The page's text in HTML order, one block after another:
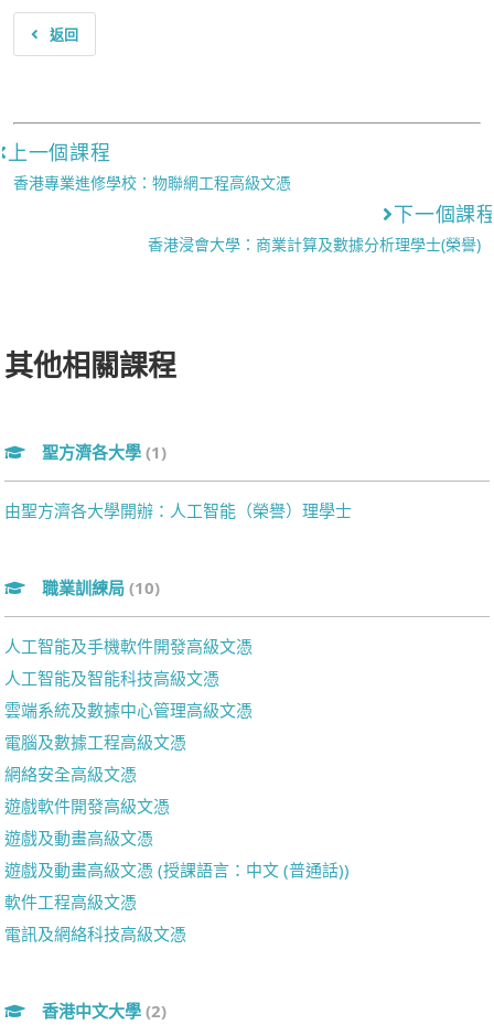
返回
上一個課程
香港專業進修學校：物聯網工程高級文憑
下一個課
香港浸會大學：商業計算及數據分析理學士(榮譽)
其他相關課程
聖方濟各大學 (1)
由聖方濟各大學開辦：人工智能（榮譽）理學士
職業訓練局 (10)
人工智能及手機軟件開發高級文憑
人工智能及智能科技高級文憑
雲端系統及數據中心管理高級文憑
電腦及數據工程高級文憑
網絡安全高級文憑
遊戲軟件開發高級文憑
遊戲及動畫高級文憑
遊戲及動畫高級文憑 (授課語言：中文 (普通話))
軟件工程高級文憑
電訊及網絡科技高級文憑
香港中文大學 (2)